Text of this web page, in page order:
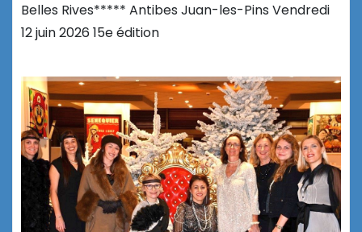
Belles Rives***** Antibes Juan-les-Pins Vendredi
12 juin 2026 15e édition